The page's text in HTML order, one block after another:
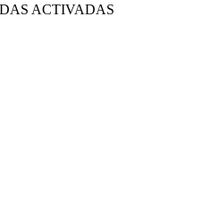
ACTIVADAS